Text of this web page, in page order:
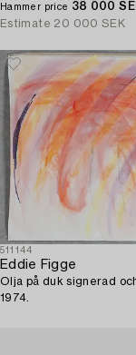
Hammer price 38 000
Estimate 20 000 SEK
511144
Eddie Figge
Olja på duk signerad
1974.